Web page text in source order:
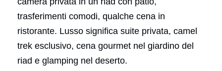
trasferimenti comodi, qualche cena in
ristorante. Lusso significa suite privata, camel
trek esclusivo, cena gourmet nel giardino del
riad e glamping nel deserto.